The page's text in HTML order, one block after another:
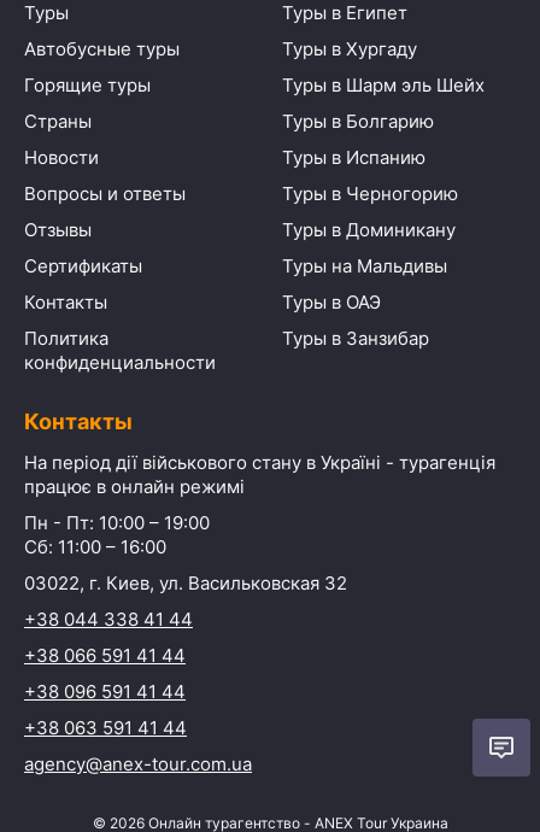
Туры
Автобусные туры
Горящие туры
Страны
Новости
Вопросы и ответы
Отзывы
Сертификаты
Контакты
Политика
конфиденциальности
Туры в Египет
Туры в Хургаду
Туры в Шарм эль Шейх
Туры в Болгарию
Туры в Испанию
Туры в Черногорию
Туры в Доминикану
Туры на Мальдивы
Туры в ОАЭ
Туры в Занзибар
Контакты
На період дії військового стану в Україні - турагенція
працює в онлайн режимі
Пн - Пт: 10:00 – 19:00
Сб: 11:00 – 16:00
03022, г. Киев, ул. Васильковская 32
+38 044 338 41 44
+38 066 591 41 44
+38 096 591 41 44
+38 063 591 41 44
agency@anex-tour.com.ua
© 2026 Онлайн турагентство - ANEX Tour Украина